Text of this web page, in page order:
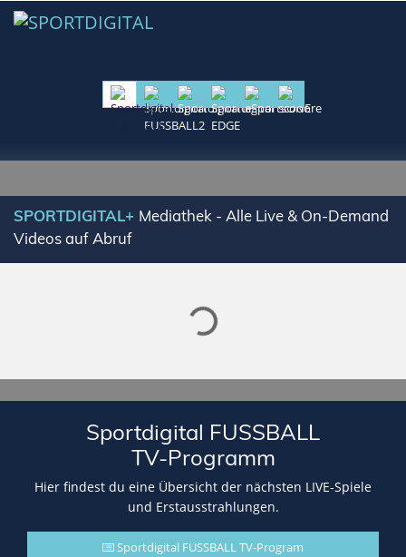
SPORTDIGITAL+ Mediathek - Alle Live & On-Demand
Videos auf Abruf
Lade SPORTDIGITAL+ Mediathek
Sportdigital FUSSBALL
TV-Programm
Hier findest du eine Übersicht der nächsten LIVE-Spiele
und Erstausstrahlungen.
Sportdigital FUSSBALL TV-Program